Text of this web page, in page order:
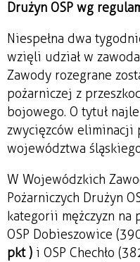
Drużyn OSP wg
Niespełna dwa
wzięli udział w
Zawody rozegrane
pożarniczej z
bojowego. O tytuł
zwycięzców eliminacji
województwa
W Wojewódzkich
Pożarniczych Drużyn
kategorii mężczyzn na
OSP Dobieszowice
pkt ) i OSP Chechło